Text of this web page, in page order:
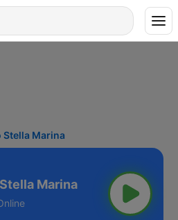
Stella Marina
Marina